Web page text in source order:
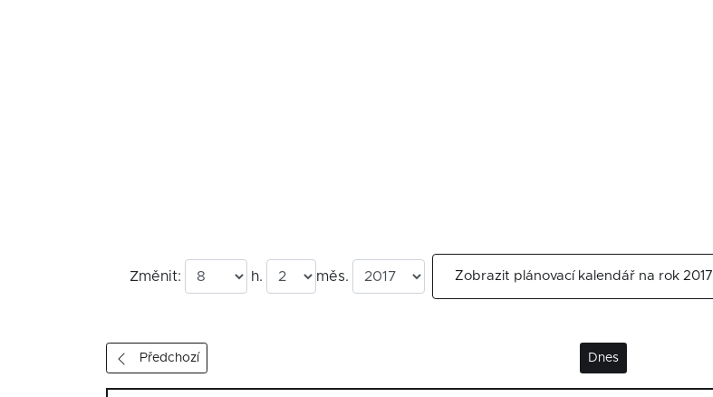
Změnit: h. měs. Zobrazit plánovací kalendář na rok 2017
Předchozí Dnes